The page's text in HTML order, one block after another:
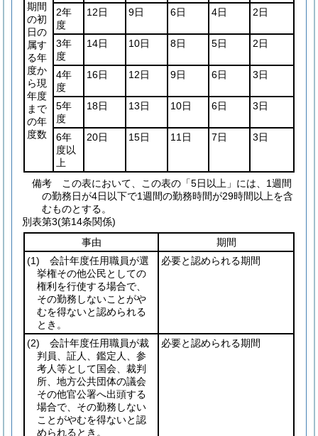
期間
の初
日の
属す
る年
度か
ら現
年度
まで
の年
度数
2年
度
12日 9日 6日 4日 2日
3年
度
14日 10日 8日 5日 2日
4年
度
16日 12日 9日 6日 3日
5年
度
18日 13日 10日 6日 3日
6年
度以
上
20日 15日 11日 7日 3日
備考 この表において、この表の「5日以上」には、1週間
の勤務日が4日以下で1週間の勤務時間が29時間以上を含
むものとする。
別表第3(第14条関係)
事由
期間
(1) 会計年度任用職員が選
挙権その他公民としての
権利を行使する場合で、
その勤務しないことがや
むを得ないと認められる
とき。
必要と認められる期間
(2) 会計年度任用職員が裁
判員、証人、鑑定人、参
考人等として国会、裁判
所、地方公共団体の議会
その他官公署へ出頭する
場合で、その勤務しない
ことがやむを得ないと認
められるとき。
必要と認められる期間